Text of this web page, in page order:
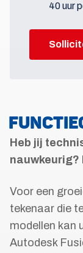
40 uur
Heb jij
nauwkeurig?
Voor een
tekenaar die
modellen kan
Autodesk